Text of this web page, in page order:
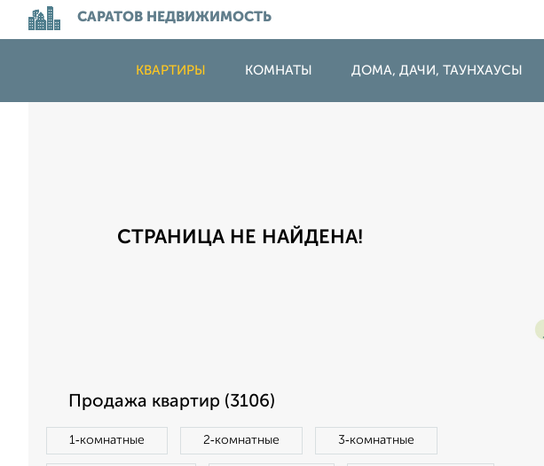
САРАТОВ НЕДВИЖИМОСТЬ
КВАРТИРЫ КОМНАТЫ ДОМА, ДАЧИ, ТАУНХАУСЫ
СТРАНИЦА НЕ НАЙДЕНА!
Продажа квартир (3106)
1‑комнатные 2‑комнатные 3‑комнатные